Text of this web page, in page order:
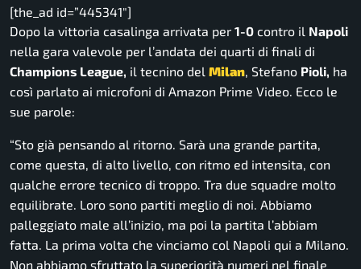
[the_ad id=”445341″]
Dopo la vittoria casalinga arrivata per 1-0 contro il Napoli
nella gara valevole per l’andata dei quarti di finali di
Champions League, il tecnino del Milan, Stefano Pioli, ha
così parlato ai microfoni di Amazon Prime Video. Ecco le
sue parole:
“Sto già pensando al ritorno. Sarà una grande partita,
come questa, di alto livello, con ritmo ed intensita, con
qualche errore tecnico di troppo. Tra due squadre molto
equilibrate. Loro sono partiti meglio di noi. Abbiamo
palleggiato male all’inizio, ma poi la partita l’abbiam
fatta. La prima volta che vinciamo col Napoli qui a Milano.
Non abbiamo sfruttato la superiorità numeri nel finale